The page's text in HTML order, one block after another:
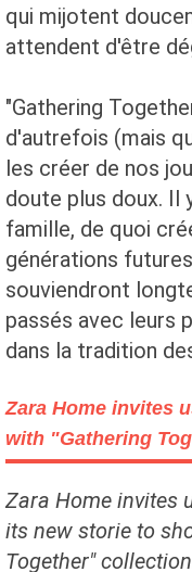
qui mijotent
attendent d'être
"Gathering
d'autrefois (mais
les créer de nos
doute plus doux. Il
famille, de quoi
générations
souviendront
passés avec leurs
dans la tradition
Zara Home invites
with "Gathering
Zara Home invites
its new storie to
Together"